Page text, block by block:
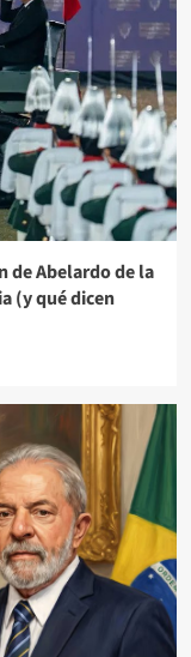
de Abelardo de la
(y qué dicen